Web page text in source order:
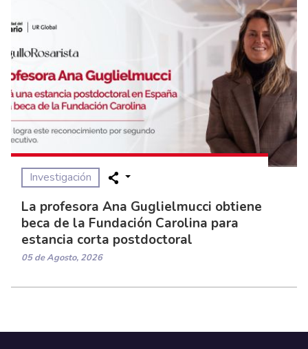
Investigación
La profesora Ana Guglielmucci obtiene
beca de la Fundación Carolina para
estancia corta postdoctoral
05 de Agosto, 2026